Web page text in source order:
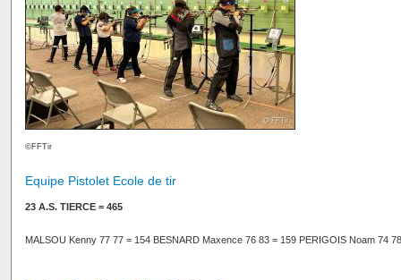
©FFTir
Equipe Pistolet Ecole de tir
23 A.S. TIERCE = 465
MALSOU Kenny 77 77 = 154 BESNARD Maxence 76 83 = 159 PERIGOIS Noam 74